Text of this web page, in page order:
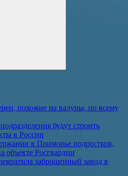
похожие на валуны, по всему
будут строить
в России
в Приморье подростков,
объекте Росгвардии
заброшенный завод в